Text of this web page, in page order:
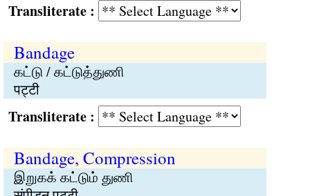
:
Bandage
கட்டு / கட்டுத்துணி
पट्टी
:
Bandage, Compression
இறுகக் கட்டும் துணி